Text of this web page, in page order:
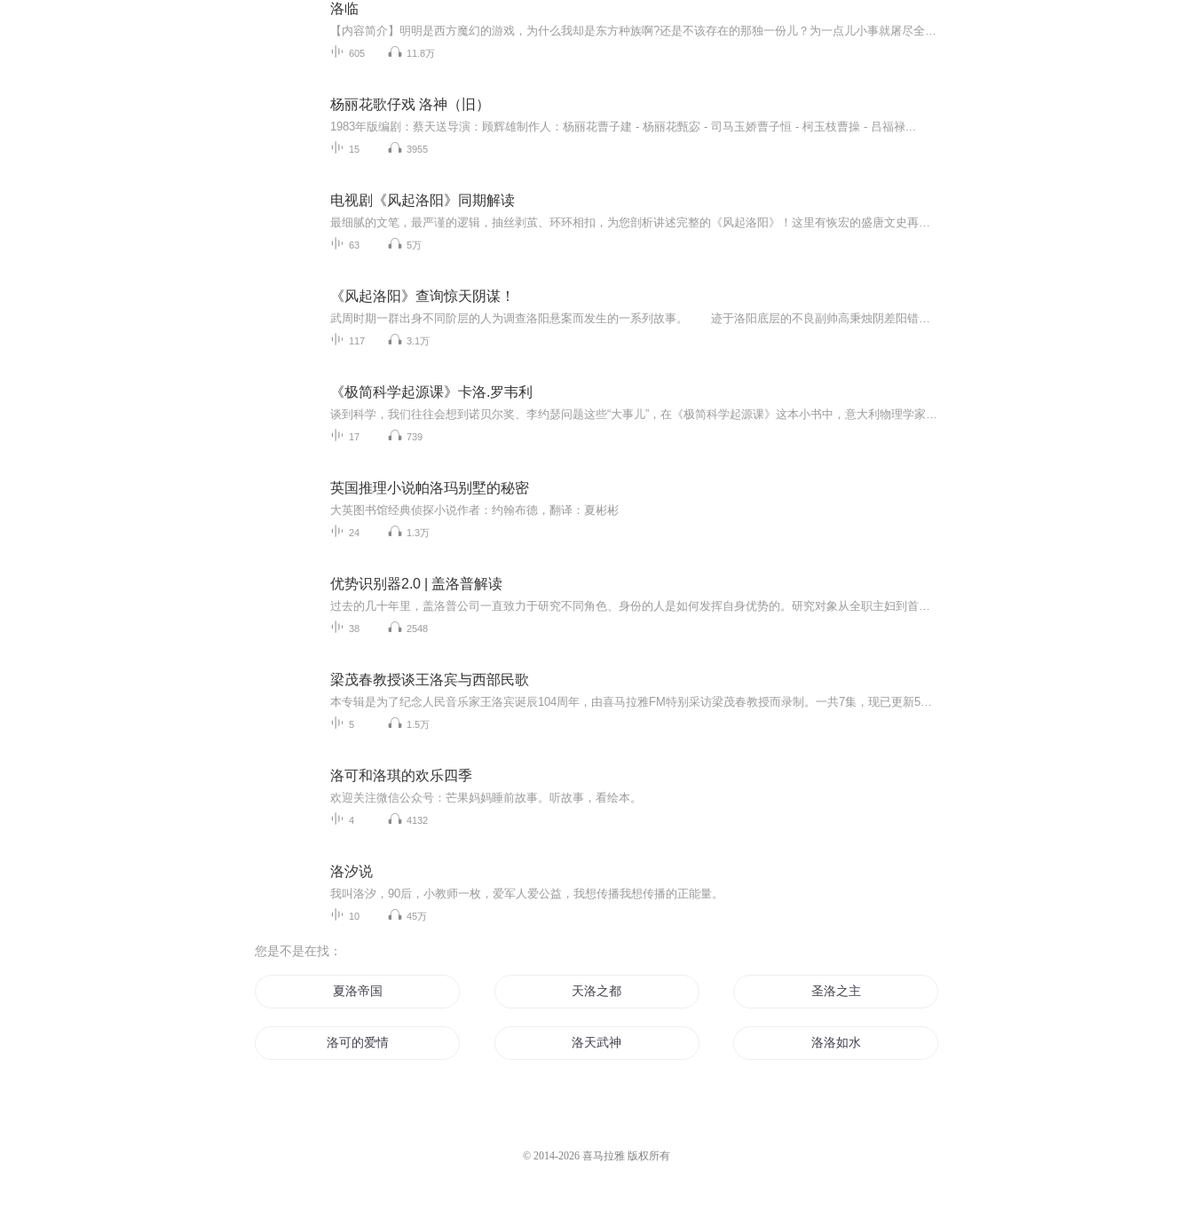
洛临
【内容简介】明明是西方魔幻的游戏，为什么我却是东方种族啊?还是不该存在的那独一份儿？为一点儿小事就屠尽全城的冷戾帅哥，没事就转悠在身边声称自己是我未婚夫的“美女”。好吧，这些我都忍了，可是为什么就连那些名义上的亲人也要来掺一脚?只是想进游...
605 11.8万
杨丽花歌仔戏 洛神（旧）
1983年版编剧：蔡天送导演：顾辉雄制作人：杨丽花曹子建 - 杨丽花甄宓 - 司马玉娇曹子恒 - 柯玉枝曹操 - 吕福禄...
15 3955
电视剧《风起洛阳》同期解读
最细腻的文笔，最严谨的逻辑，抽丝剥茧、环环相扣，为您剖析讲述完整的《风起洛阳》！这里有恢宏的盛唐文史再现，精彩的武打对决场面，细腻的人性与心理分析。本文作者九叶草999 亲自担当主播，绝对独版、新鲜，内容版权，请勿搬抄，谢谢！！！（亲爱的听...
63 5万
《风起洛阳》查询惊天阴谋！
武周时期一群出身不同阶层的人为调查洛阳悬案而发生的一系列故事。 迹于洛阳底层的不良副帅高秉烛阴差阳错卷入案件，成为嫌疑人，在想方设法自证清白时，与父亲被毒杀想查清真相的百里弘毅相遇，二人合作展开调查找寻真相，进而发现了一个足以毁灭神都...
117 3.1万
《极简科学起源课》卡洛.罗韦利
谈到科学，我们往往会想到诺贝尔奖、李约瑟问题这些“大事儿”，在《极简科学起源课》这本小书中，意大利物理学家卡洛•罗韦利却从古希腊为我们找到了科学的萌芽——古希腊“第一位科学家”阿那克西曼德的思想方法：对先贤的想法说不，用自然的原因重新解...
17 739
英国推理小说帕洛玛别墅的秘密
大英图书馆经典侦探小说作者：约翰布德，翻译：夏彬彬
24 1.3万
优势识别器2.0 | 盖洛普解读
过去的几十年里，盖洛普公司一直致力于研究不同角色、身份的人是如何发挥自身优势的。研究对象从全职主妇到首席执行官，从教会成员到政府官员。我们的研究几乎覆盖了所有主要的文化、国家、行业和职位。让人欣慰的是，在任何一个岗位，都有善用自身优势的...
38 2548
梁茂春教授谈王洛宾与西部民歌
本专辑是为了纪念人民音乐家王洛宾诞辰104周年，由喜马拉雅FM特别采访梁茂春教授而录制。一共7集，现已更新5集。梁茂春，中国现当代音乐史学家。1940年3月生于上海，祖籍江苏海门。先后毕业于中央音乐学院附中和中央音乐学院音乐学系。长期从事中国现当代...
5 1.5万
洛可和洛琪的欢乐四季
欢迎关注微信公众号：芒果妈妈睡前故事。听故事，看绘本。
4 4132
洛汐说
我叫洛汐，90后，小教师一枚，爱军人爱公益，我想传播我想传播的正能量。
10 45万
您是不是在找：
夏洛帝国 天洛之都 圣洛之主
洛可的爱情 洛天武神 洛洛如水
© 2014-2026 喜马拉雅 版权所有